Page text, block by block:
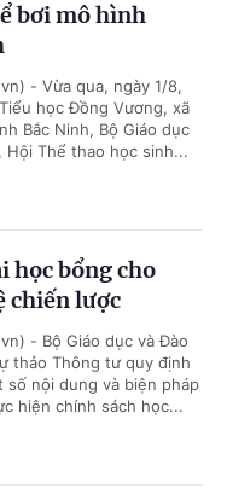
bơi mô hình
- Vừa qua, ngày 1/8,
học Đồng Vương, xã
Bắc Ninh, Bộ Giáo dục
Hội Thể thao học sinh...
học bổng cho
chiến lược
- Bộ Giáo dục và Đào
thảo Thông tư quy định
số nội dung và biện pháp
hiện chính sách học...